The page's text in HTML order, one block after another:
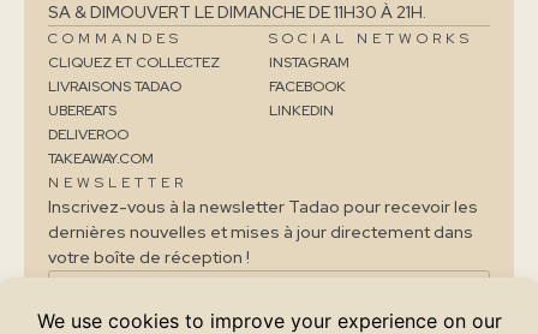
SA & DIMOUVERT LE DIMANCHE DE 11H30 À 21H.
COMMANDES
CLIQUEZ ET COLLECTEZ
LIVRAISONS TADAO
UBEREATS
DELIVEROO
TAKEAWAY.COM
SOCIAL NETWORKS
INSTAGRAM
FACEBOOK
LINKEDIN
NEWSLETTER
Inscrivez-vous à la newsletter Tadao pour recevoir les
dernières nouvelles et mises à jour directement dans
votre boîte de réception !